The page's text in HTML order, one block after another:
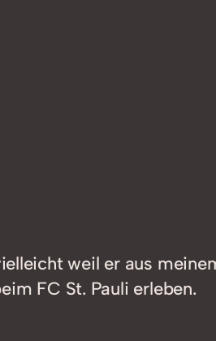
weil er aus
FC St. Pauli erleben.